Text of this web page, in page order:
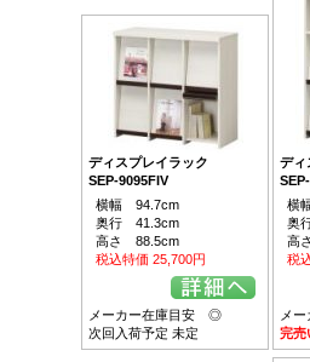
ディスプレイラック
SEP-9095FIV
横幅 94.7cm
奥行 41.3cm
高さ 88.5cm
税込特価 25,700円
メーカー在庫目安 ◎
次回入荷予定 未定
ディ
横
奥
高
税
メ
完売